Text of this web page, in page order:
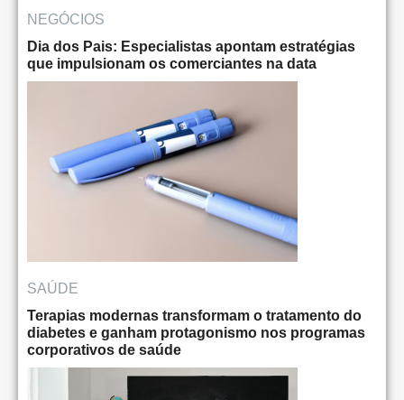
NEGÓCIOS
Dia dos Pais: Especialistas apontam estratégias
que impulsionam os comerciantes na data
SAÚDE
Terapias modernas transformam o tratamento do
diabetes e ganham protagonismo nos programas
corporativos de saúde